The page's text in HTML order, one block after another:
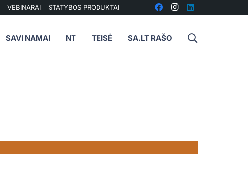
VEBINARAI STATYBOS PRODUKTAI
SAVI NAMAI NT TEISĖ SA.LT RAŠO